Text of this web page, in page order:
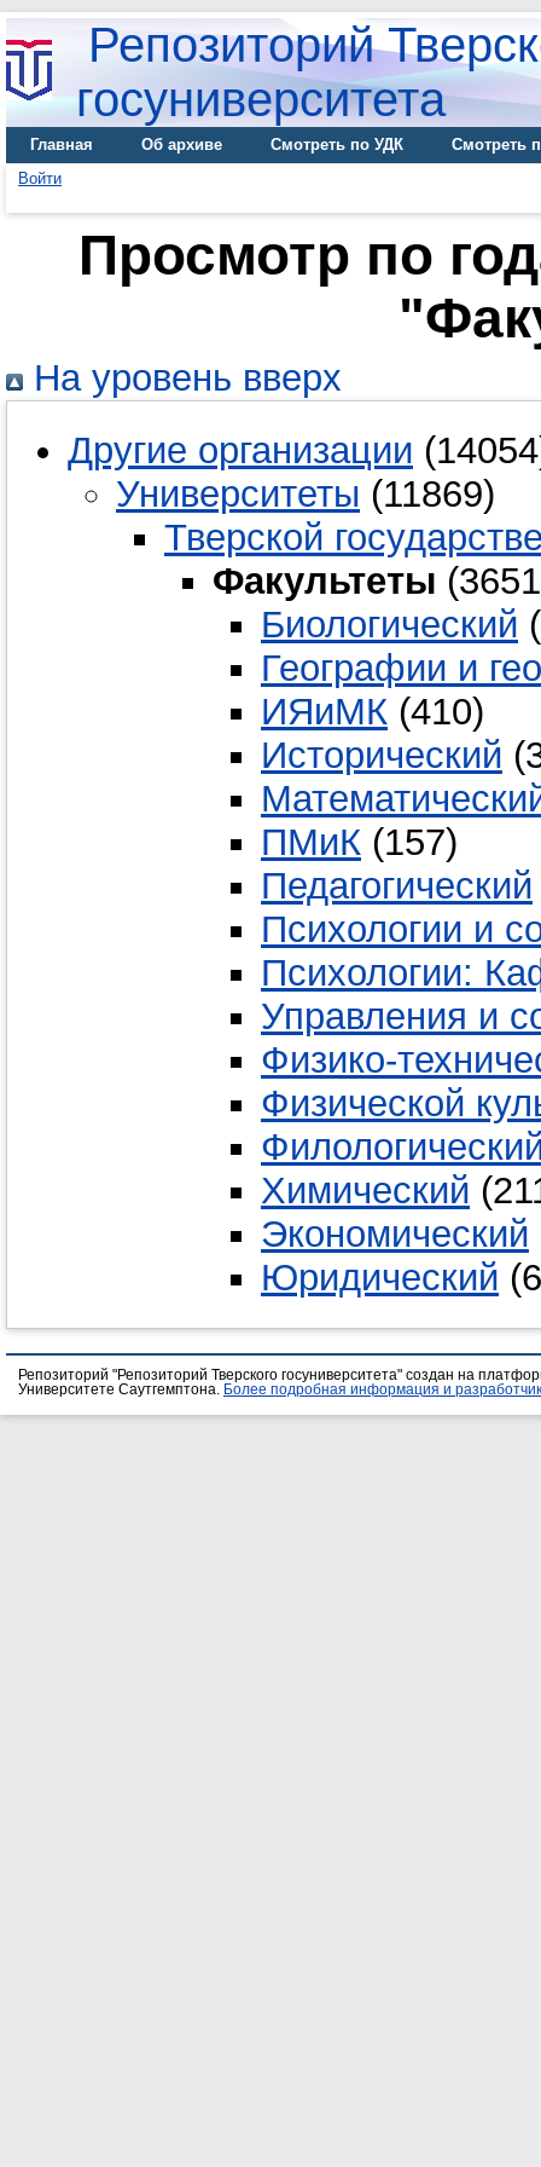
Репозиторий
госуниверситета
Главная Об архиве Смотреть по УДК
Смотреть
Войти
Просмотр по
На уровень вверх
Другие организации
Университеты (11869)
Тверской
Факультеты
Биологический
Географии и
ИЯиМК (410)
Исторический
ПМиК (157)
Педагогический
Психологии и
Психологии:
Управления и
Физико-
Физической
Химический
Экономический
Юридический
Репозиторий "Репозиторий Тверского госуниверситета" создан на
Университете Саутгемптона.
Более подробная информация и